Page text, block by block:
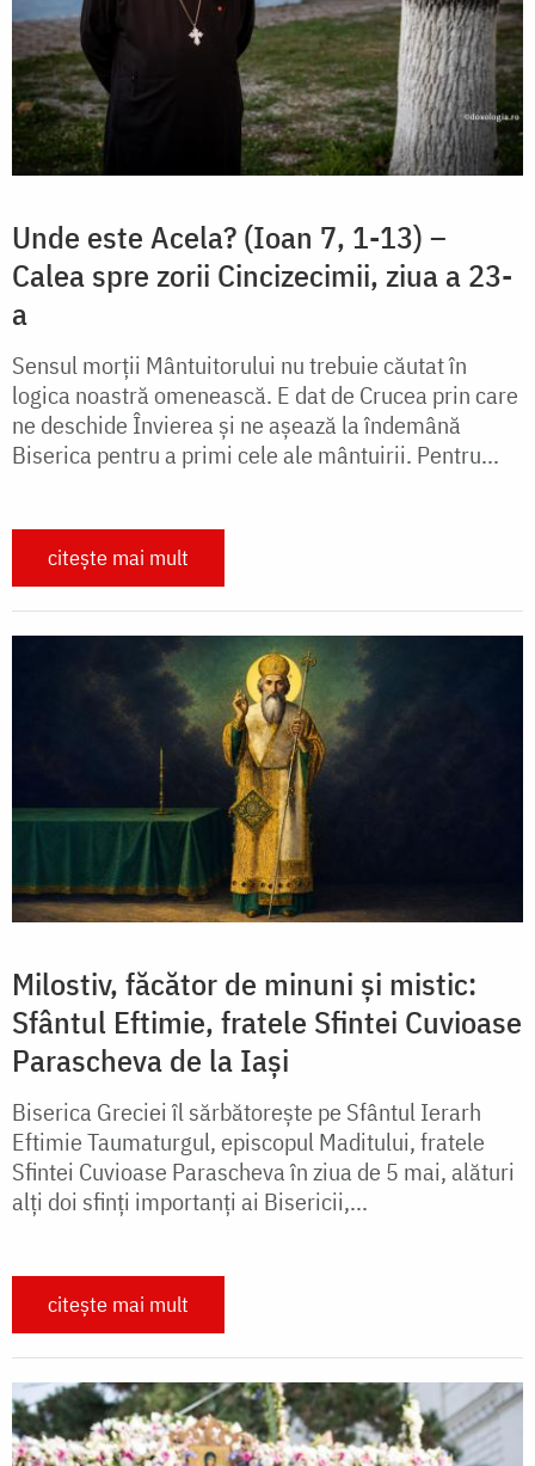
Unde este Acela? (Ioan 7, 1-13) –
Calea spre zorii Cincizecimii, ziua a 23-
a
Sensul morții Mântuitorului nu trebuie căutat în
logica noastră omenească. E dat de Crucea prin care
ne deschide Învierea și ne așează la îndemână
Biserica pentru a primi cele ale mântuirii. Pentru...
citește mai mult
Milostiv, făcător de minuni și mistic:
Sfântul Eftimie, fratele Sfintei Cuvioase
Parascheva de la Iași
Biserica Greciei îl sărbătorește pe Sfântul Ierarh
Eftimie Taumaturgul, episcopul Maditului, fratele
Sfintei Cuvioase Parascheva în ziua de 5 mai, alături
alți doi sfinți importanți ai Bisericii,...
citește mai mult